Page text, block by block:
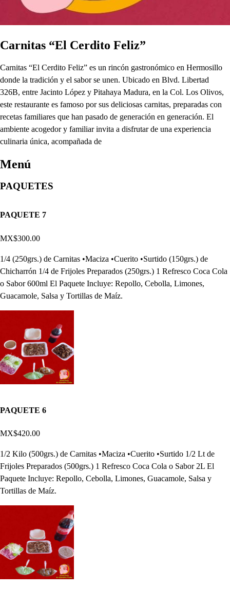
Carnitas “El Cerdito Feliz”
Carnitas “El Cerdito Feliz” es un rincón gastronómico en Hermosillo
donde la tradición y el sabor se unen. Ubicado en Blvd. Libertad
326B, entre Jacinto López y Pitahaya Madura, en la Col. Los Olivos,
este restaurante es famoso por sus deliciosas carnitas, preparadas con
recetas familiares que han pasado de generación en generación. El
ambiente acogedor y familiar invita a disfrutar de una experiencia
culinaria única, acompañada de
Menú
PAQUETES
PAQUETE 7
MX$300.00
1/4 (250grs.) de Carnitas •Maciza •Cuerito •Surtido (150grs.) de
Chicharrón 1/4 de Frijoles Preparados (250grs.) 1 Refresco Coca Cola
o Sabor 600ml El Paquete Incluye: Repollo, Cebolla, Limones,
Guacamole, Salsa y Tortillas de Maíz.
PAQUETE 6
MX$420.00
1/2 Kilo (500grs.) de Carnitas •Maciza •Cuerito •Surtido 1/2 Lt de
Frijoles Preparados (500grs.) 1 Refresco Coca Cola o Sabor 2L El
Paquete Incluye: Repollo, Cebolla, Limones, Guacamole, Salsa y
Tortillas de Maíz.